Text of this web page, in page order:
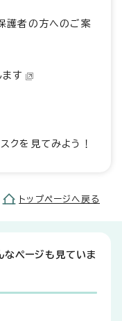
護者の方へのご案
す
クを見てみよう！
トップページへ戻る
なページも見ていま